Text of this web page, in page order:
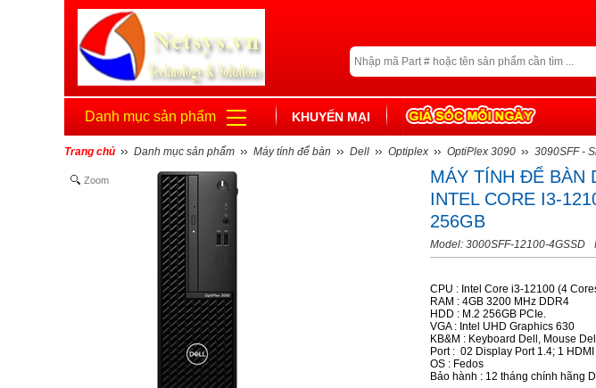
Danh mục sản phẩm KHUYẾN MẠI
Trang chủ Danh mục sản phẩm Máy tính để bàn Dell Optiplex OptiPlex 3090 3090SFF -
Zoom
MÁY TÍNH ĐỂ BÀN
INTEL CORE I3-
256GB
Model: 3000SFF-12100-4GSSD
CPU : Intel Core i3-12100 (4
RAM : 4GB 3200 MHz DDR4
HDD : M.2 256GB PCIe.
VGA : Intel UHD Graphics 630
KB&M : Keyboard Dell, Mouse Dell
Port : 02 Display Port 1.4; 1 HDMI
OS : Fedos
Bảo hành : 12 tháng chính hãng